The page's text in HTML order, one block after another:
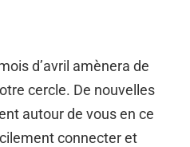
d’avril amènera de
cercle. De nouvelles
autour de vous en ce
connecter et